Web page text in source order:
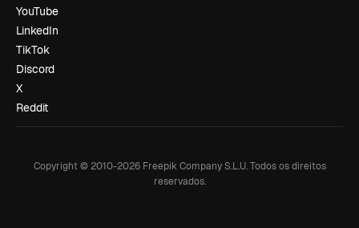
YouTube
LinkedIn
TikTok
Discord
X
Reddit
Copyright © 2010-2026Freepik Company S.L.U. Todos os direitos
reservados.